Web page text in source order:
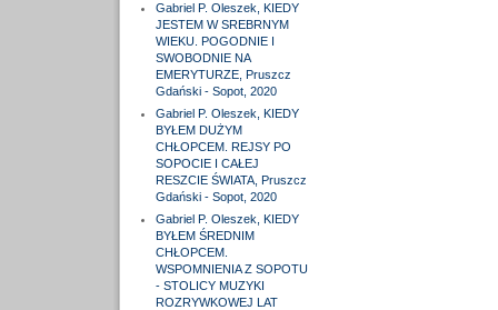
Gabriel P. Oleszek, KIEDY
JESTEM W SREBRNYM
WIEKU. POGODNIE I
SWOBODNIE NA
EMERYTURZE, Pruszcz
Gdański - Sopot, 2020
Gabriel P. Oleszek, KIEDY
BYŁEM DUŻYM
CHŁOPCEM. REJSY PO
SOPOCIE I CAŁEJ
RESZCIE ŚWIATA, Pruszcz
Gdański - Sopot, 2020
Gabriel P. Oleszek, KIEDY
BYŁEM ŚREDNIM
CHŁOPCEM.
WSPOMNIENIA Z SOPOTU
- STOLICY MUZYKI
ROZRYWKOWEJ LAT